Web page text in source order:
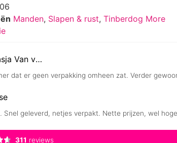
Manden, Slapen & rust, Tinberdog More